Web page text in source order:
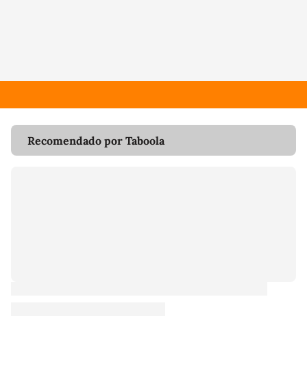
Recomendado por Taboola